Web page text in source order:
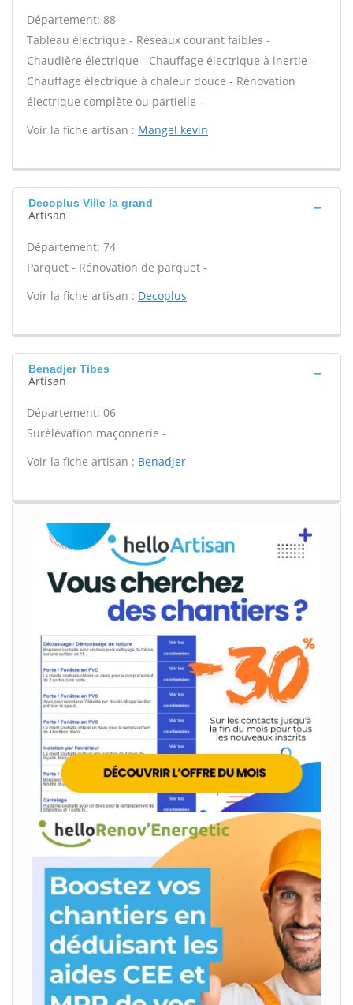
Département: 88
Tableau électrique - Réseaux courant faibles -
Chaudière électrique - Chauffage électrique à inertie -
Chauffage électrique à chaleur douce - Rénovation
électrique complète ou partielle -
Voir la fiche artisan : Mangel kevin
Decoplus Ville la grand
Artisan
Département: 74
Parquet - Rénovation de parquet -
Voir la fiche artisan : Decoplus
Benadjer Tibes
Artisan
Département: 06
Surélévation maçonnerie -
Voir la fiche artisan : Benadjer